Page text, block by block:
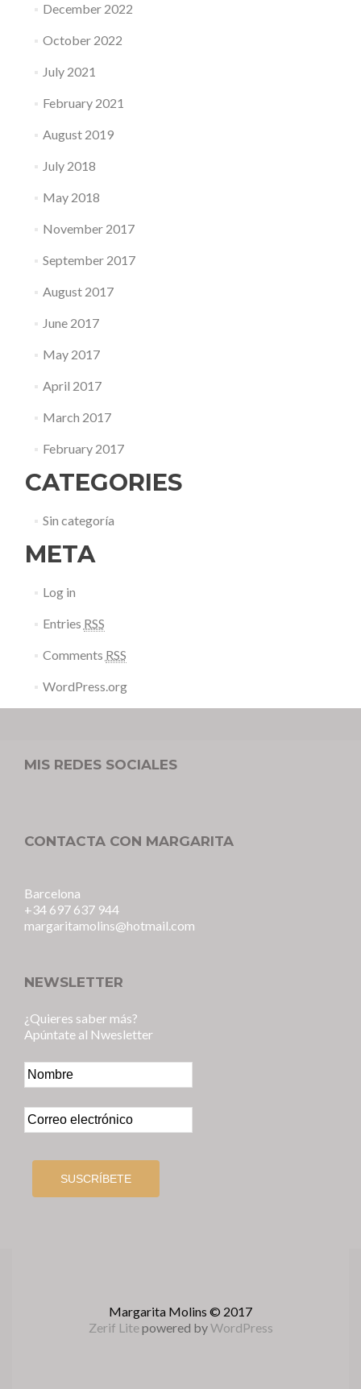
December 2022
October 2022
July 2021
February 2021
August 2019
July 2018
May 2018
November 2017
September 2017
August 2017
June 2017
May 2017
April 2017
March 2017
February 2017
CATEGORIES
Sin categoría
META
Log in
Entries RSS
Comments RSS
WordPress.org
MIS REDES SOCIALES
CONTACTA CON MARGARITA
Barcelona
+34 697 637 944
margaritamolins@hotmail.com
NEWSLETTER
¿Quieres saber más?
Apúntate al Nwesletter
Margarita Molins © 2017
Zerif Litepowered byWordPress